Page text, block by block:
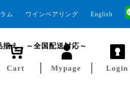
English
ワインペアリング
ム
揃え ～全国配送対応～
Login
Mypage
Cart